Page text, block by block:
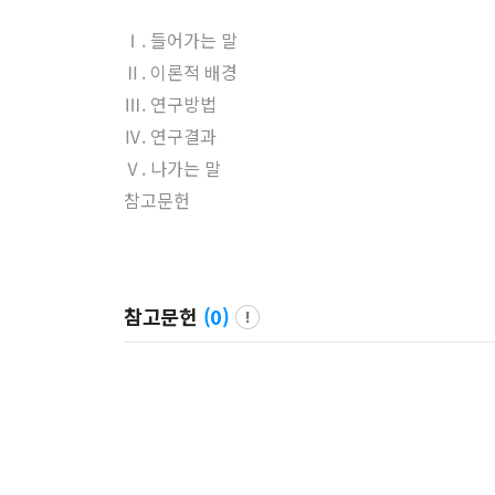
Ⅰ. 들어가는 말
Ⅱ. 이론적 배경
Ⅲ. 연구방법
Ⅳ. 연구결과
Ⅴ. 나가는 말
참고문헌
참고문헌 (0)